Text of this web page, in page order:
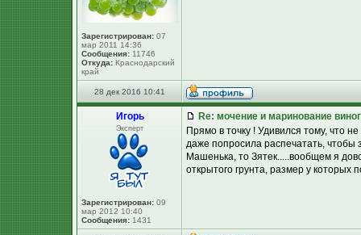
Зарегистрирован: 07
мар 2011 14:36
Сообщения: 11746
Откуда: Краснодарский
край
28 дек 2016 10:41
Игорь
Эксперт
Зарегистрирован: 09
мар 2012 10:40
Сообщения: 1431
Re: мочение и маринование
Прямо в точку ! Удивился тому, что
даже попросила распечатать, чтобы
Машенька, то Зятек.....вообщем я
открытого грунта, размер у